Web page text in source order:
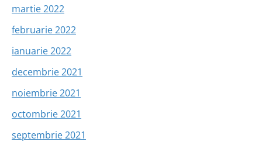
martie 2022
februarie 2022
ianuarie 2022
decembrie 2021
noiembrie 2021
octombrie 2021
septembrie 2021